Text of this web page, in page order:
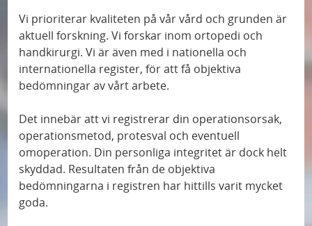
Vi prioriterar kvaliteten på vår vård och grunden är
aktuell forskning. Vi forskar inom ortopedi och
handkirurgi. Vi är även med i nationella och
internationella register, för att få objektiva
bedömningar av vårt arbete.
Det innebär att vi registrerar din operationsorsak,
operationsmetod, protesval och eventuell
omoperation. Din personliga integritet är dock helt
skyddad. Resultaten från de objektiva
bedömningarna i registren har hittills varit mycket
goda.